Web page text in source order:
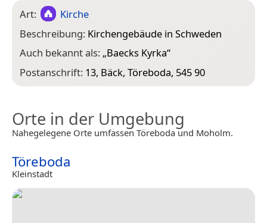
Art:
Kirche
Beschreibung: Kirchengebäude in Schweden
Auch bekannt als: „Baecks Kyrka“
Postanschrift: 13, Bäck, Töreboda, 545 90
Orte in der Umgebung
Nahegelegene Orte umfassen Töreboda und Moholm.
Töreboda
Kleinstadt